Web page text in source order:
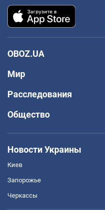
OBOZ.UA
Мир
Расследования
Общество
Новости Украины
Киев
Запорожье
Черкассы